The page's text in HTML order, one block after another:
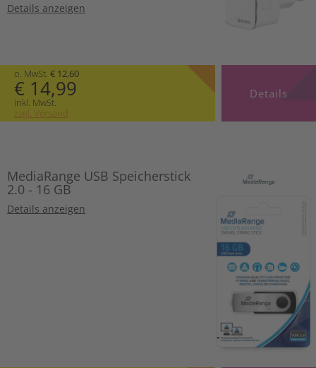
Details anzeigen
o. MwSt. € 12,60
€ 14,99
inkl. MwSt.
zzgl. Versand
Details
MediaRange USB Speicherstick
2.0 - 16 GB
Details anzeigen